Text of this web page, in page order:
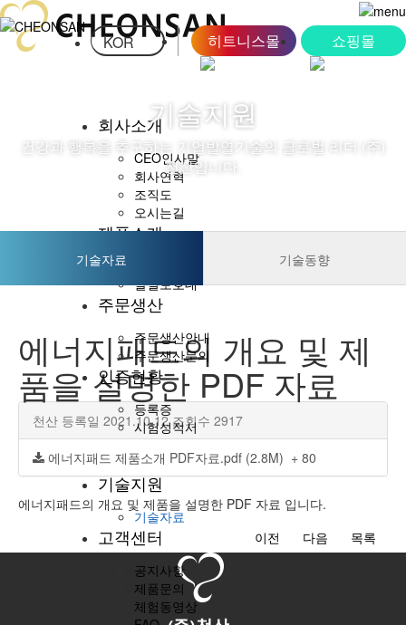
회사소개
CEO인사말
회사연혁
조직도
오시는길
제품소개
발열보호대
주문생산
주문생산안내
주문생산문의
인증현황
등록증
시험성적서
영문등록증
영문시험성적서
기술지원
기술자료
고객센터
공지사항
제품문의
체험동영상
KOR 히트니스몰 쇼핑몰
기술지원
건강과 행복을 추구하는 기업발열기술의 글로벌 리더 (주)
천산입니다.
기술자료 기술동향
에너지패드의 개요 및 제
품을 설명한 PDF 자료
천산 등록일 2021.10.12조회수 2917
에너지패드 제품소개 PDF자료.pdf (2.8M) + 80
에너지패드의 개요 및 제품을 설명한 PDF 자료 입니다.
이전
다음 목록